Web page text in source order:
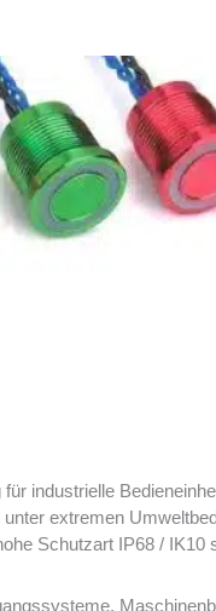
industrielle
extremen
Schutzart IP68 /